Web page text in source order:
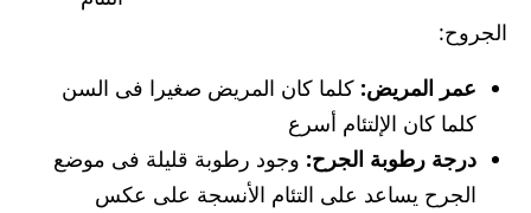
الجروح:
عمر المريض: كلما كان المريض صغيرا فى السن
كلما كان الإلتئام أسرع
درجة رطوبة الجرح: وجود رطوبة قليلة فى موضع
الجرح يساعد على التئام الأنسجة على عكس